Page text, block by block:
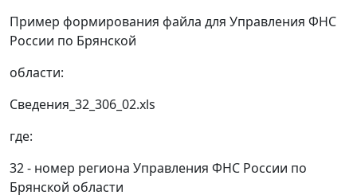
Пример формирования файла для Управления ФНС
России по Брянской
области:
Сведения_32_306_02.хls
где:
32 - номер региона Управления ФНС России по
Брянской области